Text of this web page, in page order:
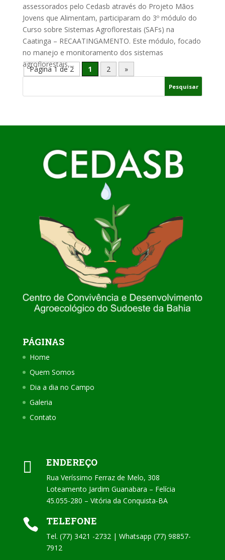
assessorados pelo Cedasb através do Projeto Mãos
Jovens que Alimentam, participaram do 3º módulo do
Curso sobre Sistemas Agroflorestais (SAFs) na
Caatinga – RECAATINGAMENTO. Este módulo, focado
no manejo e monitoramento dos sistemas
agroflorestais,...
Página 1 de 2 1 2 »
PÁGINAS
Home
Quem Somos
Dia a dia no Campo
Galeria
Contato
 ENDEREÇO
Rua Veríssimo Ferraz de Melo, 308
Loteamento Jardim Guanabara – Felícia
45.055-280 – Vitória da Conquista-BA
 TELEFONE
Tel. (77) 3421 -2732 | Whatsapp (77) 98857-
7912